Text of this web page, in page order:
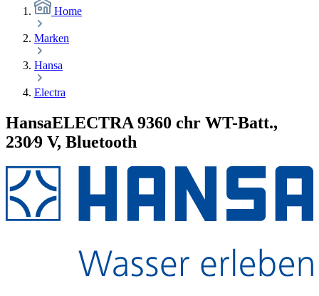
Home
Marken
Hansa
Electra
HansaELECTRA 9360 chr WT-Batt.,
230⁄9 V, Bluetooth